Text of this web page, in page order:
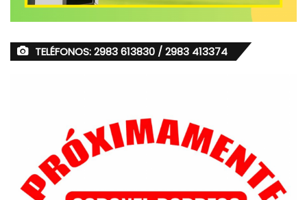
TELÉFONOS: 2983 613830 / 2983 413374